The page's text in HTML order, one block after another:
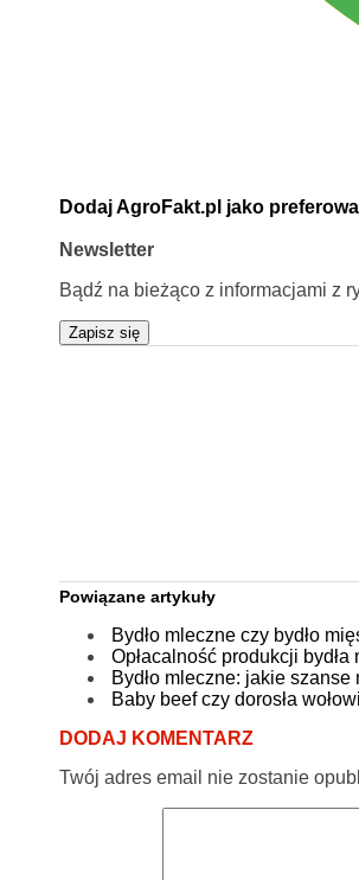
Dodaj AgroFakt.pl jako
Newsletter
Bądź na bieżąco z informacjami z
Zapisz się
Powiązane artykuły
Bydło mleczne czy bydło
Opłacalność produkcji bydła
Bydło mleczne: jakie
Baby beef czy dorosła
DODAJ KOMENTARZ
Twój adres email nie zostanie